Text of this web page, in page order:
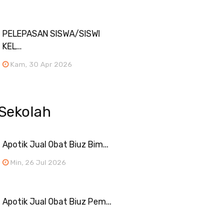
PELEPASAN SISWA/SISWI
KEL...
Kam, 30 Apr 2026
Apotik Jual Obat Biuz Bim...
Min, 26 Jul 2026
Apotik Jual Obat Biuz Pem...